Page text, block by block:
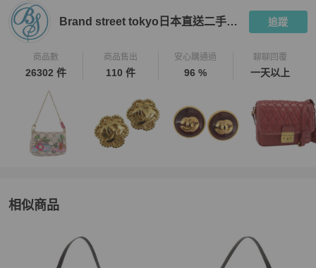
★ 中古品有正常使用痕跡，瑕疵基本已拍出，細節如圖，了解更多請
使用APP聊聊和客服聯繫。
★包袋尺寸由於測量手法不同，誤差在1cm-3cm屬於正常範圍，正常
範圍內誤差不作為退換貨依據。
★ 商品出售人授權 PopChill 台灣提供友善之中英文雙語客戶服務。
★ 有關商品問題，請直接私訊此帳號，商品均在境外賣家手上，Pop
Chill 會幫您代為詢問日本賣家。
★ App 版聊聊服務時間：週一到週五 09:30～18:30。
★ 二手商品只有一件，如商品已經在原網站上被售出、刪除，PopC
【取消訂單與退貨政策】
因個人因素想要退貨，需自行負擔國際運費和相關產生的關稅寄回給
Brand Street 日本，PopChill 並非商品轉售人，商品係為您向日本 B
Brand street tokyo日本直送二手名牌 追蹤
商品數
26302 件
商品售出
110 件
安心購通過
96 %
聊聊回覆
一天以上
相似商品